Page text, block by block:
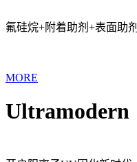
氟硅烷+附着助剂+表面助剂
MORE
Ultramodern